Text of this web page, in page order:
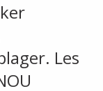
Les